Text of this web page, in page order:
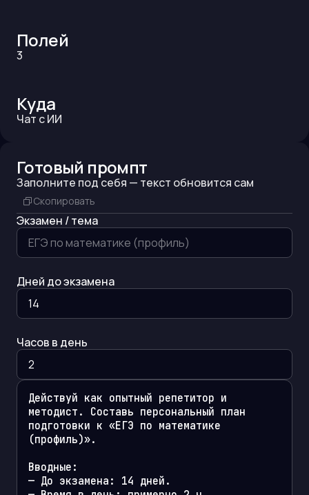
Полей
3
Куда
Чат с ИИ
Готовый промпт
Заполните под себя — текст обновится сам
Скопировать
Экзамен / тема
Дней до экзамена
Часов в день
Действуй как опытный репетитор и
методист. Составь персональный план
подготовки к «ЕГЭ по математике
(профиль)».
Вводные:
— До экзамена: 14 дней.